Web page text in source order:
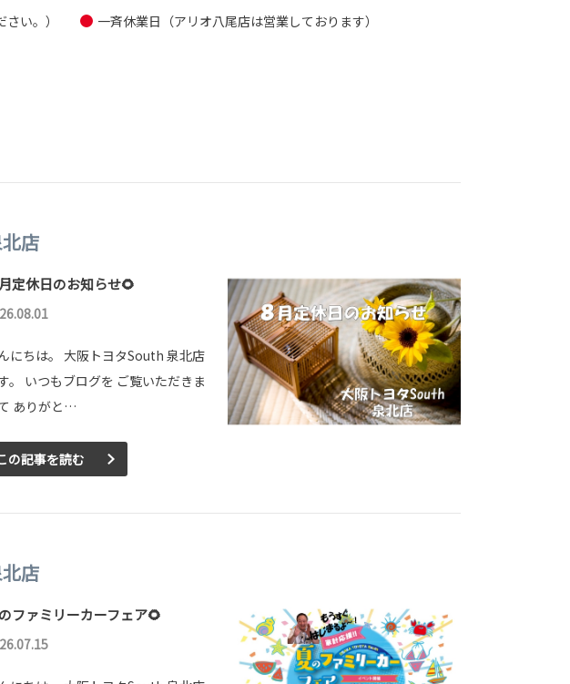
い。）
一斉休業日（アリオ八尾店は営業しております）
店
定休日のお知らせ🌻
にちは。 大阪トヨタSouth 泉北店
。 いつもブログを ご覧いただきま
ありがと…
の記事を読む
店
ファミリーカーフェア🌻